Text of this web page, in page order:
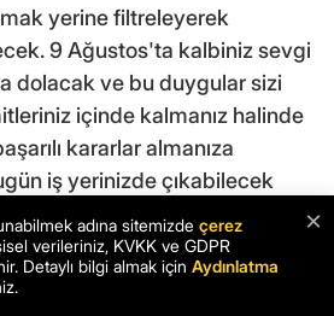
yerine filtreleyerek
9 Ağustos'ta kalbiniz sevgi
dolacak ve bu duygular sizi
içinde kalmanız halinde
kararlar almanıza
iş yerinizde çıkabilecek
olmalısınız. 18 Ağustos'ta
çıkaracağı finansal
ve işyerinizde
×
adına sitemizde çerez
verileriniz, KVKK ve GDPR
Detaylı bilgi almak için Aydınlatma